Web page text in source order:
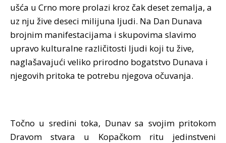
ušća u Crno more prolazi kroz čak deset zemalja, a
uz nju žive deseci milijuna ljudi. Na Dan Dunava
brojnim manifestacijama i skupovima slavimo
upravo kulturalne različitosti ljudi koji tu žive,
naglašavajući veliko prirodno bogatstvo Dunava i
njegovih pritoka te potrebu njegova očuvanja.
Točno u sredini toka, Dunav sa svojim pritokom
Dravom stvara u Kopačkom ritu jedinstveni